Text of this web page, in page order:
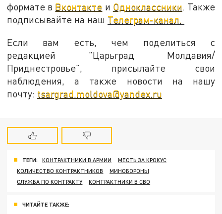
формате в Вконтакте и Одноклассники. Также
подписывайте на наш Телеграм-канал.
Если вам есть, чем поделиться с
редакцией "Царьград Молдавия/
Приднестровье", присылайте свои
наблюдения, а также новости на нашу
почту: tsargrad.moldova@yandex.ru
ТЕГИ: КОНТРАКТНИКИ В АРМИИ
МЕСТЬ ЗА КРОКУС
КОЛИЧЕСТВО КОНТРАКТНИКОВ
МИНОБОРОНЫ
СЛУЖБА ПО КОНТРАКТУ
КОНТРАКТНИКИ В СВО
ЧИТАЙТЕ ТАКЖЕ: